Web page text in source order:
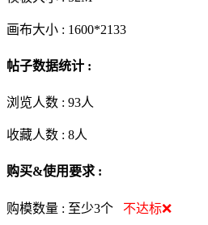
画布大小 : 1600*2133
帖子数据统计 :
浏览人数 : 93人
收藏人数 : 8人
购买&使用要求 :
购模数量 : 至少3个 不达标❌